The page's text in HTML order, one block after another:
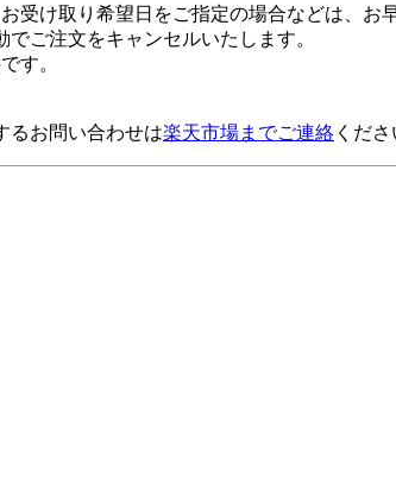
受け取り希望日をご指定の場合などは、お
ご注文をキャンセルいたします。
す。
るお問い合わせは楽天市場までご連絡 くださ